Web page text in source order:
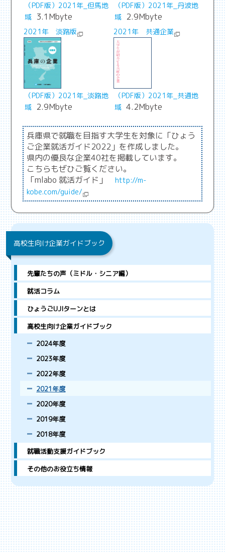
（PDF版）2021年_但馬地
域 3.1Mbyte
（PDF版）2021年_丹波地
域 2.9Mbyte
2021年 淡路版
（PDF版）2021年_淡路地
域 2.9Mbyte
2021年 共通企業
（PDF版）2021年_共通地
域 4.2Mbyte
兵庫県で就職を目指す大学生を対象に「ひょう
ご企業就活ガイド2022」を作成しました。
県内の優良な企業40社を掲載しています。
こちらもぜひご覧ください。
「mlabo 就活ガイド」http://m-
kobe.com/guide/
高校生向け企業ガイドブック
先輩たちの声（ミドル・シニア編）
就活コラム
ひょうごUJIターンとは
高校生向け企業ガイドブック
2024年度
2023年度
2022年度
2021年度
2020年度
2019年度
2018年度
就職活動支援ガイドブック
その他のお役立ち情報